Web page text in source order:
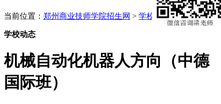
当前位置： 郑州商业技师学院招生网 > 学校动态
学校动态
机械自动化机器人方向（中德
国际班）